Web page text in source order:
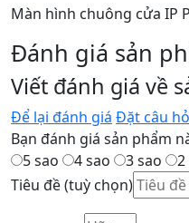
Màn hình chuông cửa IP
Đánh giá sản
Viết đánh giá về
Để lại đánh giá Đặt câu
Bạn đánh giá sản phẩm
5 sao
4 sao 3 sao 2
Tiêu đề(tuỳ chọn)